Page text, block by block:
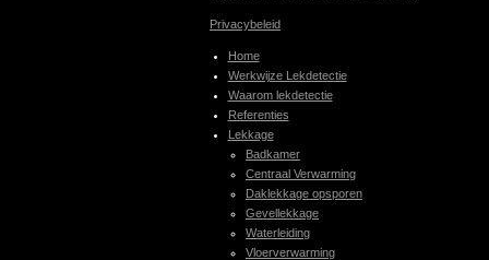
Privacybeleid
Home
Werkwijze Lekdetectie
Waarom lekdetectie
Referenties
Lekkage
Badkamer
Centraal Verwarming
Daklekkage opsporen
Gevellekkage
Waterleiding
Vloerverwarming